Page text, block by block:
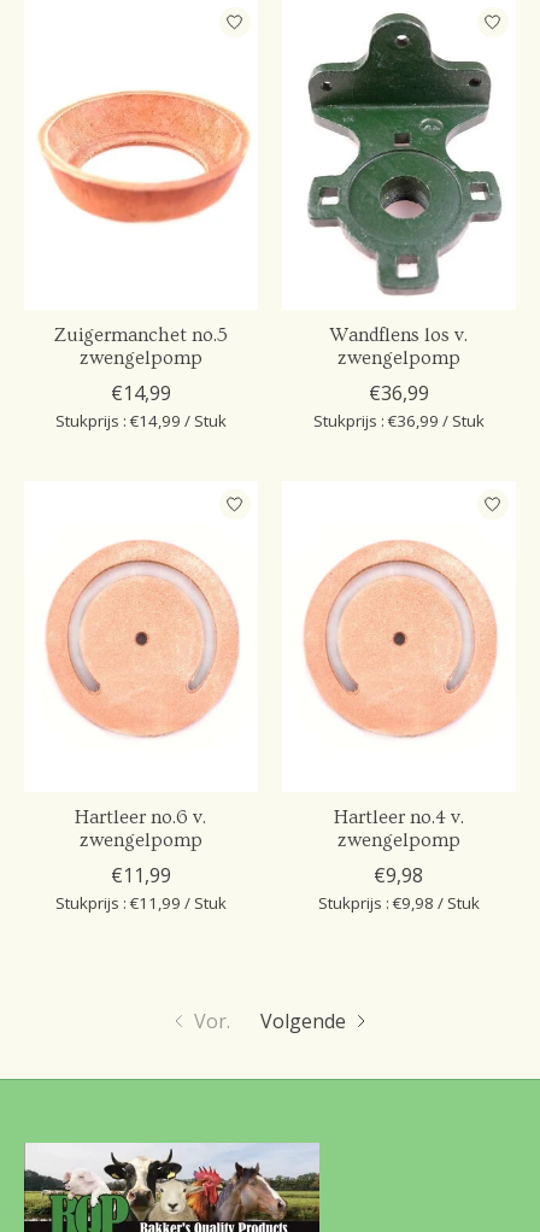
Zuigermanchet no.5
zwengelpomp
€14,99
Stukprijs : €14,99 / Stuk
Wandflens los v.
zwengelpomp
€36,99
Stukprijs : €36,99 / Stuk
Hartleer no.6 v.
zwengelpomp
€11,99
Stukprijs : €11,99 / Stuk
Hartleer no.4 v.
zwengelpomp
€9,98
Stukprijs : €9,98 / Stuk
Vor. Volgende